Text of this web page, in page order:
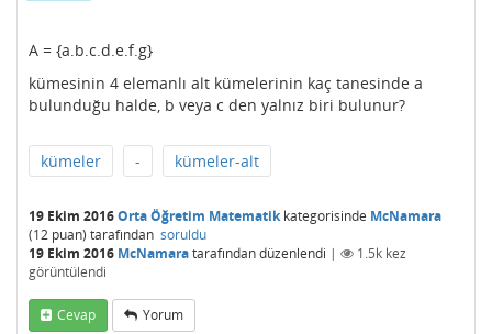
A = {a.b.c.d.e.f.g}
kümesinin 4 elemanlı alt kümelerinin kaç tanesinde a
bulunduğu halde, b veya c den yalnız biri bulunur?
kümeler - kümeler-alt
19 Ekim 2016Orta Öğretim Matematikkategorisinde McNamara
(12 puan) tarafından soruldu
19 Ekim 2016 McNamaratarafındandüzenlendi | 1.5k kez
görüntülendi
Cevap Yorum